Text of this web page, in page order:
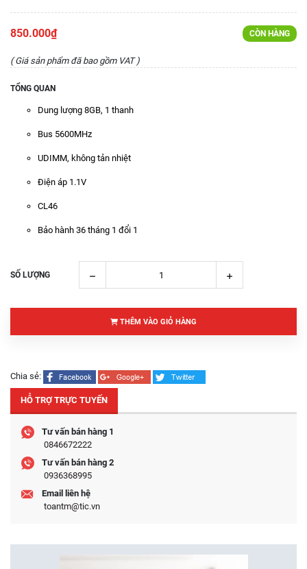
850.000₫ CÒN HÀNG
( Giá sản phẩm đã bao gồm VAT )
TỔNG QUAN
Dung lượng 8GB, 1 thanh
Bus 5600MHz
UDIMM, không tản nhiệt
Điện áp 1.1V
CL46
Bảo hành 36 tháng 1 đổi 1
SỐ LƯỢNG
THÊM VÀO GIỎ HÀNG
Chia sẻ:
HỖ TRỢ TRỰC TUYẾN
Tư vấn bán hàng 1
0846672222
Tư vấn bán hàng 2
0936368995
Email liên hệ
toantm@tic.vn